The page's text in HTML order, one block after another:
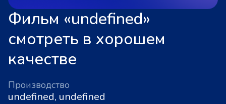
Фильм «undefined»
смотреть в хорошем
качестве
Производство
undefined, undefined